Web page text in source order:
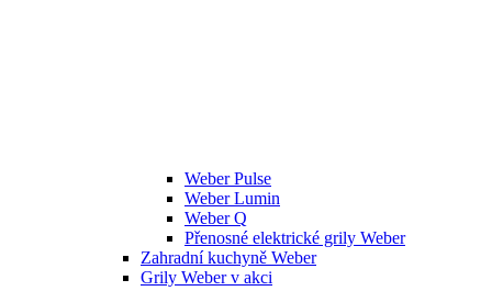
Weber Pulse
Weber Lumin
Weber Q
Přenosné elektrické grily Weber
Zahradní kuchyně Weber
Grily Weber v akci